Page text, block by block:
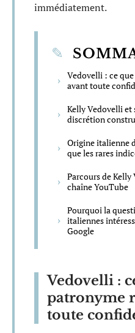
immédiatement.
Vedovelli : ce
avant toute
Kelly Vedovelli et
discrétion
Origine italienne
que les rares
Parcours de Kelly
chaîne YouTube
Pourquoi la
italiennes
Google
Vedovelli :
patronyme
toute